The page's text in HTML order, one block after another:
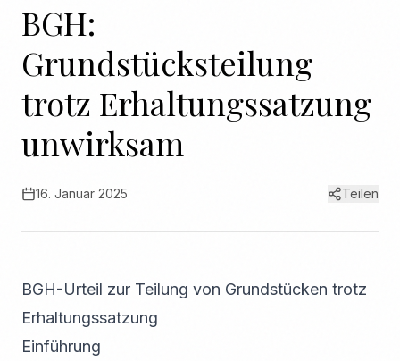
BGH:
Grundstücksteilung
trotz Erhaltungssatzung
unwirksam
16. Januar 2025 Teilen
BGH-Urteil zur Teilung von Grundstücken trotz
Erhaltungssatzung
Einführung